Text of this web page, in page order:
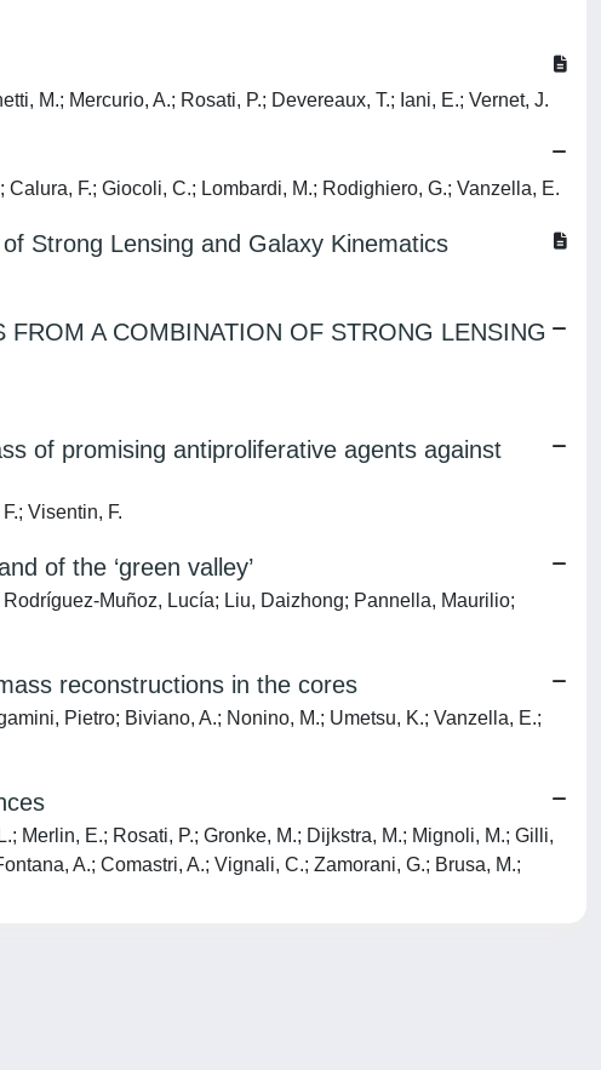
M.; Mercurio, A.; Rosati, P.; Devereaux, T.; Iani, E.; Vernet, J.
F.; Giocoli, C.; Lombardi, M.; Rodighiero, G.; Vanzella, E.
Strong Lensing and Galaxy Kinematics
A COMBINATION OF STRONG LENSING
of promising antiproliferative agents against
Visentin, F.
of the ‘green valley’
Muñoz, Lucía; Liu, Daizhong; Pannella, Maurilio;
reconstructions in the cores
Pietro; Biviano, A.; Nonino, M.; Umetsu, K.; Vanzella, E.;
Merlin, E.; Rosati, P.; Gronke, M.; Dijkstra, M.; Mignoli, M.; Gilli,
A.; Comastri, A.; Vignali, C.; Zamorani, G.; Brusa, M.;